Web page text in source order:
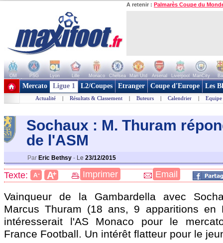
A retenir : Palmarès Coupe du
OM PSG Lyon Lille Monaco Chelsea Man Utd Arsenal Liverpool ManCity
+ de clubs
Mercato Ligue 1 L2/Coupes Etranger Coupe d'Europe Les
Actualité | Résultats & Classement | Buteurs | Calendrier | Equipe
Sochaux : M. Thuram
de l'ASM
Par Eric Bethsy - Le 23/12/2015
Texte: A- A+ Imprimer Email
Vainqueur de la Gambardella avec
Marcus Thuram (18 ans, 9 apparitions en
intéresserait l'AS Monaco pour le
France Football. Un intérêt flatteur pour le